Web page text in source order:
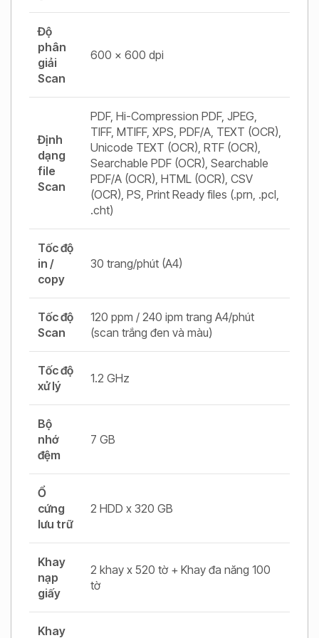
Độ
phân
giải
Scan
600 × 600 dpi
Định
dạng
file
Scan
PDF, Hi-Compression PDF, JPEG,
TIFF, MTIFF, XPS, PDF/A, TEXT (OCR),
Unicode TEXT (OCR), RTF (OCR),
Searchable PDF (OCR), Searchable
PDF/A (OCR), HTML (OCR), CSV
(OCR), PS, Print Ready files (.prn, .pcl,
.cht)
Tốc độ
in /
copy
30 trang/phút (A4)
Tốc độ
Scan
120 ppm / 240 ipm trang A4/phút
(scan trắng đen và màu)
Tốc độ
xử lý
1.2 GHz
Bộ
nhớ
đệm
7 GB
Ổ
cứng
lưu trữ
2 HDD x 320 GB
Khay
nạp
giấy
2 khay x 520 tờ + Khay đa năng 100
tờ
Khay